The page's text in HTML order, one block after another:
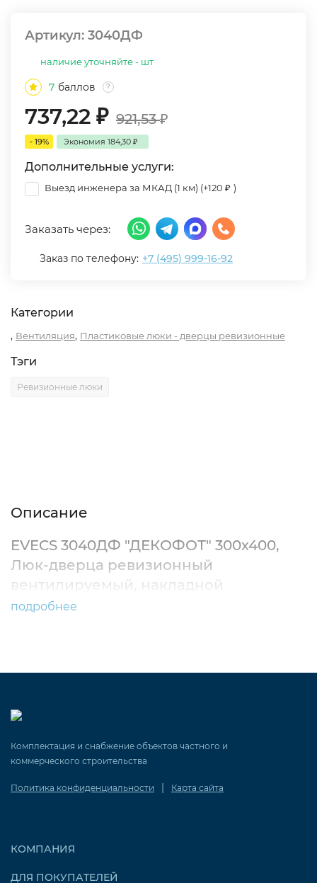
Артикул: 3040ДФ
наличие уточняйте - шт
7 баллов ?
737,22 ₽ 921,53₽
- 19% Экономия 184,30 ₽
Дополнительные услуги:
Выезд инженера за МКАД (1 км) (+120 ₽ )
Заказать через:
Заказ по телефону: +7 (495) 999-16-92
Категории
, Вентиляция, Пластиковые люки - дверцы ревизионные
Тэги
Ревизионные люки
Описание
EVECS 3040ДФ "ДЕКОФОТ" 300х400,
Люк-дверца ревизионный
вентилируемый, накладной
подробнее
Комплектация и снабжение объектов частного и
коммерческого строительства
Политика конфиденциальности | Карта сайта
КОМПАНИЯ
ДЛЯ ПОКУПАТЕЛЕЙ